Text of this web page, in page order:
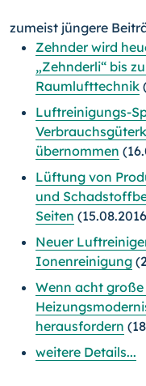
zumeist jüngere
Zehnder wird
„Zehnderli“ bis
Raumlufttechnik
Luftreinigungs-
übernommen
Lüftung von
und
Seiten
Neuer
Ionenreinigung
Wenn acht
herausfordern
weitere Details...